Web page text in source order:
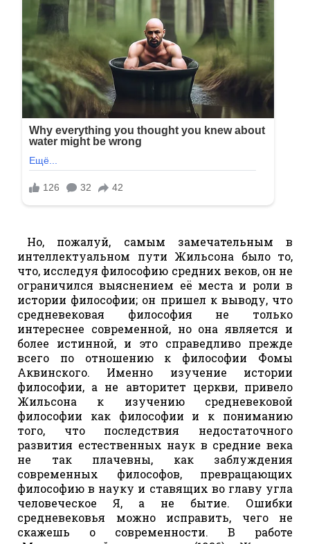
Но, пожалуй, самым замечательным в
интеллектуальном пути Жильсона было то,
что, исследуя философию средних веков, он не
ограничился выяснением её места и роли в
истории философии; он пришел к выводу, что
средневековая философия не только
интереснее современной, но она является и
более истинной, и это справедливо прежде
всего по отношению к философии Фомы
Аквинского. Именно изучение истории
философии, а не авторитет церкви, привело
Жильсона к изучению средневековой
философии как философии и к пониманию
того, что последствия недостаточного
развития естественных наук в средние века
не так плачевны, как заблуждения
современных философов, превращающих
философию в науку и ставящих во главу угла
человеческое Я, а не бытие. Ошибки
средневековья можно исправить, чего не
скажешь о современности. В работе